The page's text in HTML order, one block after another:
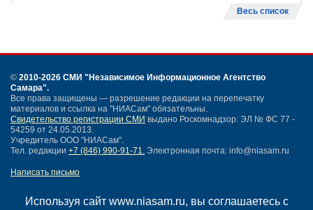
Используя сайт www.niasam.ru, вы соглашаетесь с
Весь список
© 2010-2026 СМИ "Независимое Информационное Агентство
Самара".
Все права защищены — разрешение редакции на перепечатку
материалов и ссылка на "НИАСам" обязательны.
Свидетельство регистрации СМИ выдано Роскомнадзор: ЭЛ № ФС 77 -
54259 от 24.05.2013.
Учредитель ООО "НИАСам".
Тел. редакции +7 (846) 990-91-71. Электронная почта: info@niasam.ru
Написать письмо
Нашли ошибку?